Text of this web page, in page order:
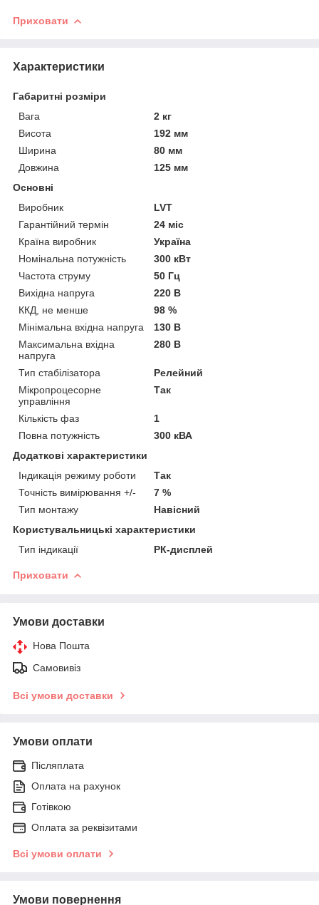
Приховати
Характеристики
Габаритні розміри
Вага
2 кг
Висота
192 мм
Ширина
80 мм
Довжина
125 мм
Основні
Виробник
LVT
Гарантійний термін
24 міс
Країна виробник
Україна
Номінальна потужність
300 кВт
Частота струму
50 Гц
Вихідна напруга
220 В
ККД, не менше
98 %
Мінімальна вхідна напруга
130 В
Максимальна вхідна
напруга
280 В
Тип стабілізатора
Релейний
Мікропроцесорне
управління
Так
Кількість фаз
1
Повна потужність
300 кВА
Додаткові характеристики
Індикація режиму роботи
Так
Точність вимірювання +/-
7 %
Тип монтажу
Навісний
Користувальницькі характеристики
Тип індикації
РК-дисплей
Приховати
Умови доставки
Нова Пошта
Самовивіз
Всі умови доставки
Умови оплати
Післяплата
Оплата на рахунок
Готівкою
Оплата за реквізитами
Всі умови оплати
Умови повернення